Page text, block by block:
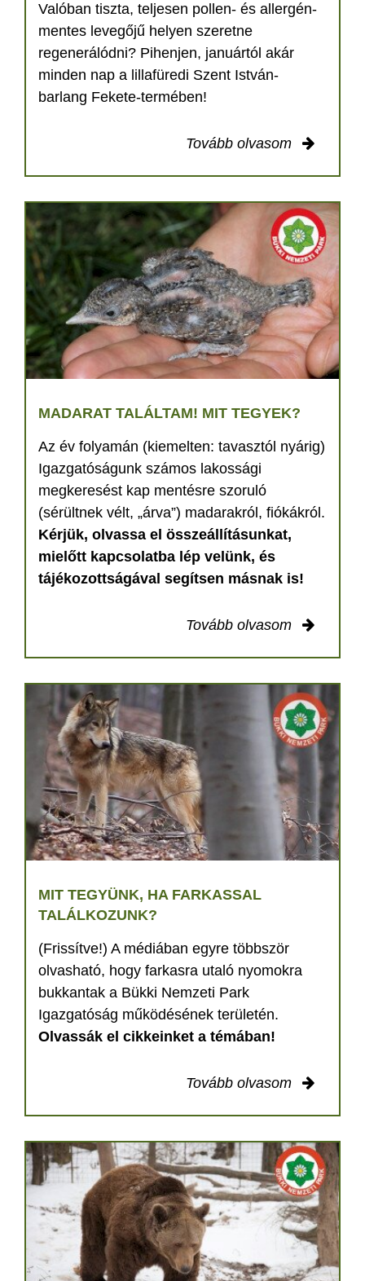
Valóban tiszta, teljesen pollen- és allergén-
mentes levegőjű helyen szeretne
regenerálódni? Pihenjen, januártól akár
minden nap a lillafüredi Szent István-
barlang Fekete-termében!
Tovább olvasom
MADARAT TALÁLTAM! MIT TEGYEK?
Az év folyamán (kiemelten: tavasztól nyárig)
Igazgatóságunk számos lakossági
megkeresést kap mentésre szoruló
(sérültnek vélt, „árva”) madarakról, fiókákról.
Kérjük, olvassa el összeállításunkat,
mielőtt kapcsolatba lép velünk, és
tájékozottságával segítsen másnak is!
Tovább olvasom
MIT TEGYÜNK, HA FARKASSAL
TALÁLKOZUNK?
(Frissítve!) A médiában egyre többször
olvasható, hogy farkasra utaló nyomokra
bukkantak a Bükki Nemzeti Park
Igazgatóság működésének területén.
Olvassák el cikkeinket a témában!
Tovább olvasom